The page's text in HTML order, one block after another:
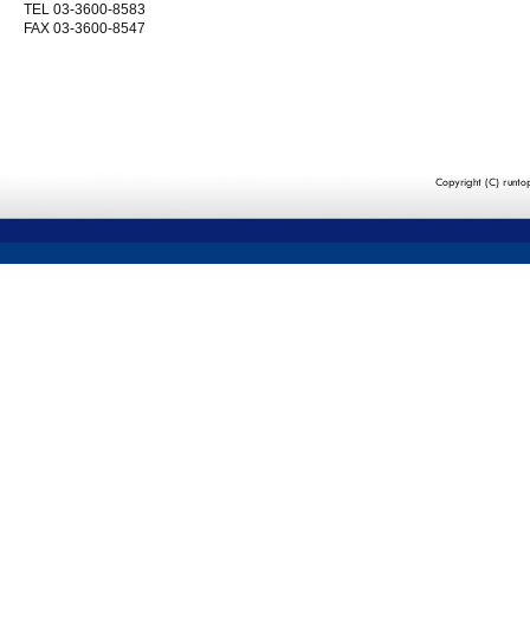
TEL 03-3600-8583
FAX 03-3600-8547